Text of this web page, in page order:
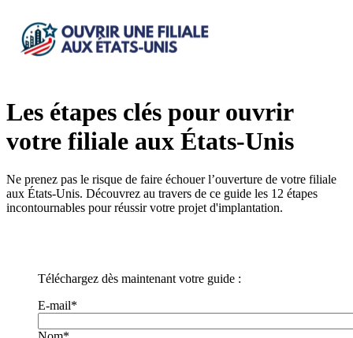
Les étapes clés pour ouvrir
votre filiale aux États-Unis
Ne prenez pas le risque de faire échouer l’ouverture de votre filiale
aux États-Unis. Découvrez au travers de ce guide les 12 étapes
incontournables pour réussir votre projet d'implantation.
Téléchargez dès maintenant votre guide :
E-mail*